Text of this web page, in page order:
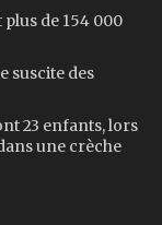
de 154 000
suscite des
23 enfants, lors
une crèche